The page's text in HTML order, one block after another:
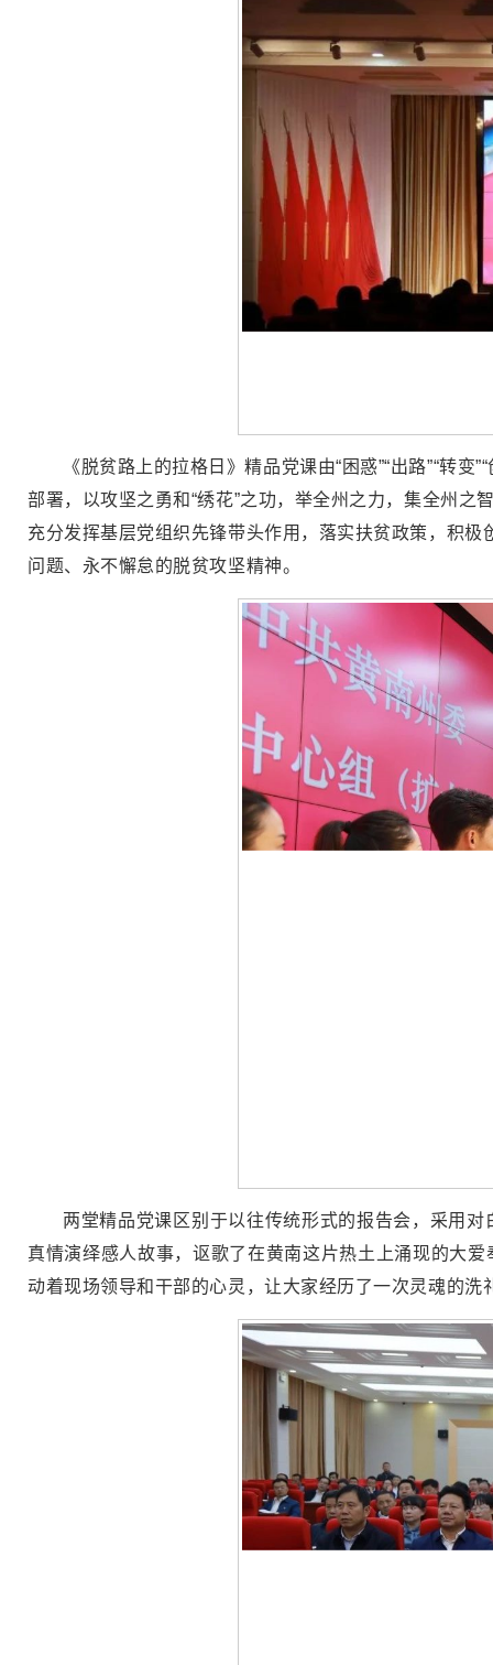
《脱贫路上的拉格日》精品党课由“困惑”“出路”“转
部署，以攻坚之勇和“绣花”之功，举全州之力，集全州之
充分发挥基层党组织先锋带头作用，落实扶贫政策，积
问题、永不懈怠的脱贫攻坚精神。
两堂精品党课区别于以往传统形式的报告会，采用
真情演绎感人故事，讴歌了在黄南这片热土上涌现的大
动着现场领导和干部的心灵，让大家经历了一次灵魂的